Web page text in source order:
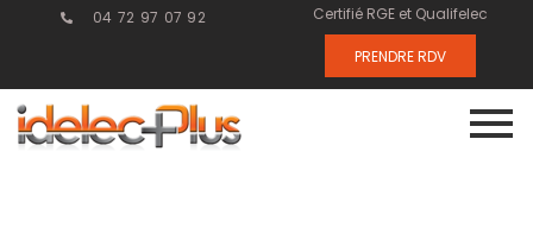
04 72 97 07 92 Certifié RGE et Qualifelec
PRENDRE RDV